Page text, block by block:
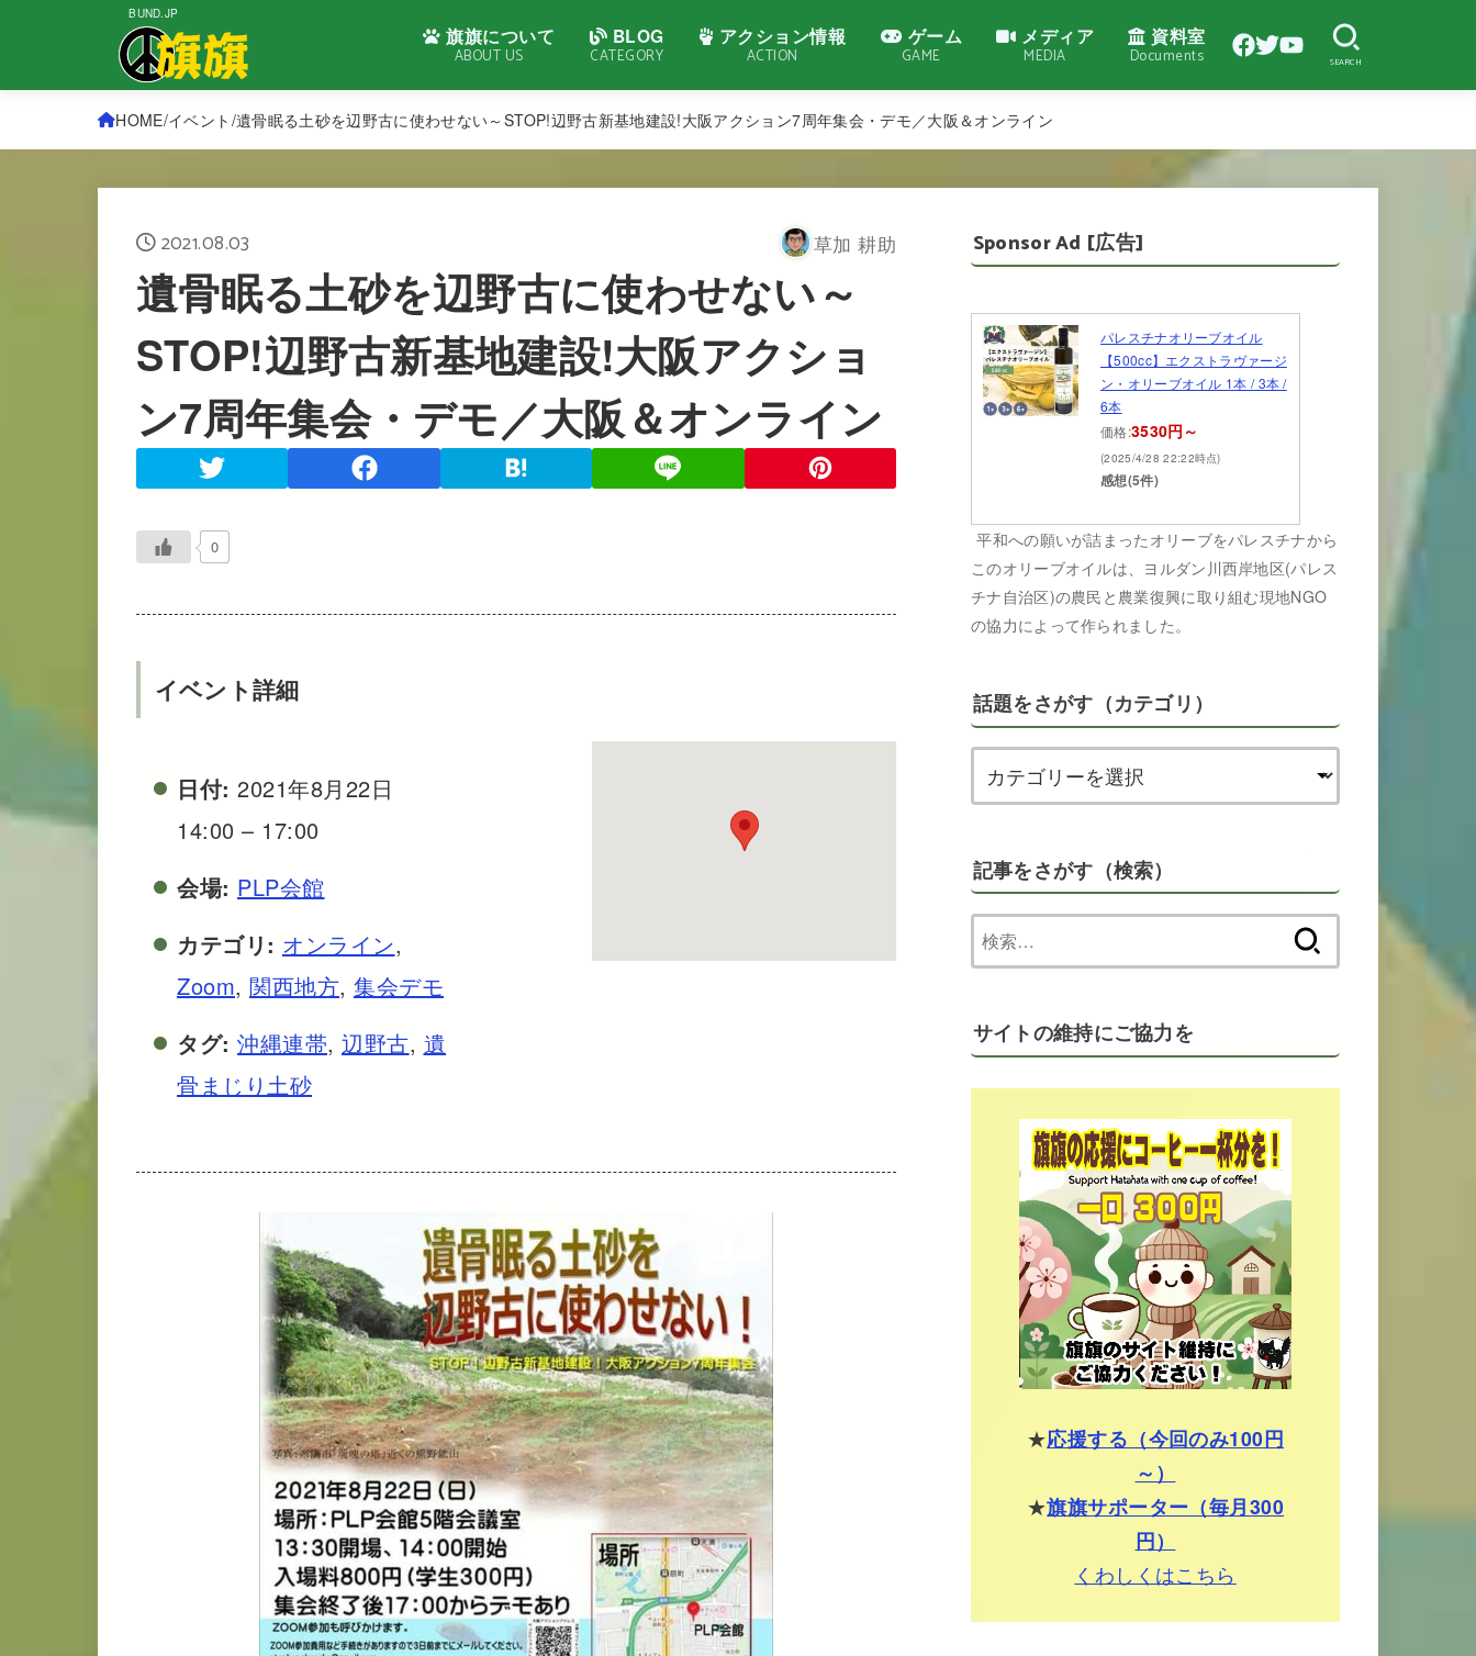
BUND.JP
旗旗について
ABOUT US
BLOG
CATEGORY
アクション情報
ACTION
ゲーム
GAME
メディア
MEDIA
資料室
Documents SEARCH
HOME イベント 遺骨眠る土砂を辺野古に使わせない～STOP!辺野古新基地建設!大阪アクション7周年集会・デモ／大阪＆オンライン
2021.08.03 草加 耕助
遺骨眠る土砂を辺野古に使わせない～
STOP!辺野古新基地建設!大阪アクショ
ン7周年集会・デモ／大阪＆オンライン
0
イベント詳細
日付: 2021年8月22日
14:00 – 17:00
会場: PLP会館
カテゴリ: オンライン,
Zoom, 関西地方, 集会デモ
タグ: 沖縄連帯, 辺野古, 遺
骨まじり土砂
Sponsor Ad [広告]
パレスチナオリーブオイル
【500cc】エクストラヴァージ
ン・オリーブオイル 1本 / 3本 /
6本
価格:3530円～
(2025/4/28 22:22時点)
感想(5件)
平和への願いが詰まったオリーブをパレスチナから
このオリーブオイルは、ヨルダン川西岸地区(パレス
チナ自治区)の農民と農業復興に取り組む現地NGO
の協力によって作られました。
話題をさがす（カテゴリ）
記事をさがす（検索）
索:
サイトの維持にご協力を
★応援する（今回のみ100円
～）
★旗旗サポーター（毎月300
円）
くわしくはこちら